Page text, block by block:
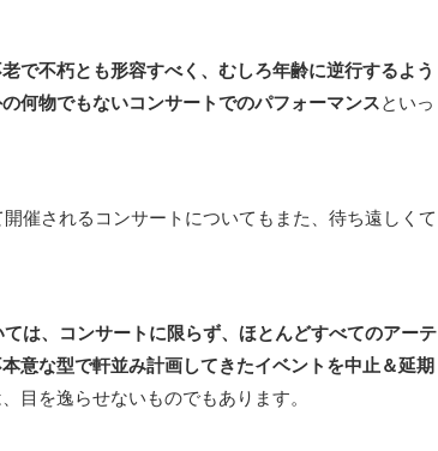
で不朽とも形容すべく、むしろ年齢に逆行するよう
何物でもないコンサートでのパフォーマンスといっ
催されるコンサートについてもまた、待ち遠しくて
は、コンサートに限らず、ほとんどすべてのアーテ
意な型で軒並み計画してきたイベントを中止＆延期
目を逸らせないものでもあります。